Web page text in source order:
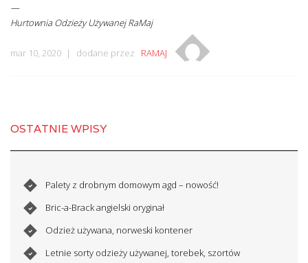
—
Hurtownia Odzieży Używanej RaMaj
mar 10, 2020 dodane przez RAMAJ
OSTATNIE WPISY
Palety z drobnym domowym agd – nowość!
Bric-a-Brack angielski oryginał
Odzież używana, norweski kontener
Letnie sorty odzieży używanej, torebek, szortów